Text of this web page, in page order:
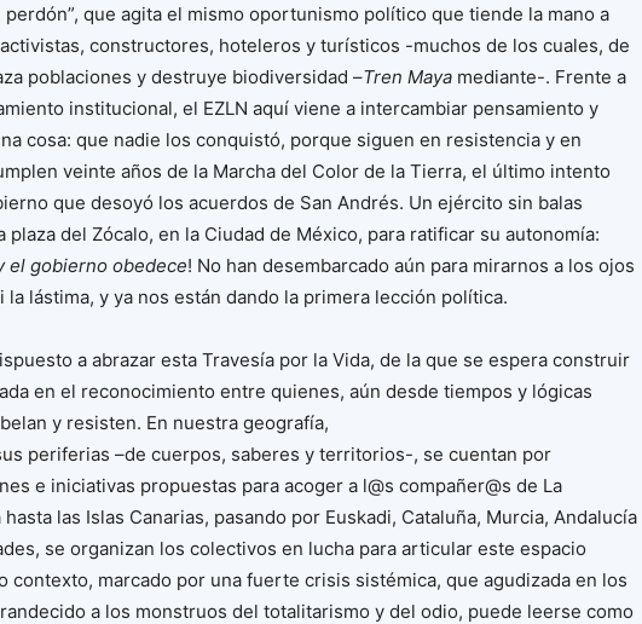
que agita el mismo oportunismo político que tiende la mano a
constructores, hoteleros y turísticos -muchos de los cuales, de
poblaciones y destruye biodiversidad –Tren Maya mediante-. Frente a
institucional, el EZLN aquí viene a intercambiar pensamiento y
cosa: que nadie los conquistó, porque siguen en resistencia y en
veinte años de la Marcha del Color de la Tierra, el último intento
que desoyó los acuerdos de San Andrés. Un ejército sin balas
plaza del Zócalo, en la Ciudad de México, para ratificar su autonomía:
el gobierno obedece! No han desembarcado aún para mirarnos a los ojos
lástima, y ya nos están dando la primera lección política.
a abrazar esta Travesía por la Vida, de la que se espera construir
en el reconocimiento entre quienes, aún desde tiempos y lógicas
y resisten. En nuestra geografía,
periferias –de cuerpos, saberes y territorios-, se cuentan por
e iniciativas propuestas para acoger a l@s compañer@s de La
las Islas Canarias, pasando por Euskadi, Cataluña, Murcia, Andalucía
se organizan los colectivos en lucha para articular este espacio
contexto, marcado por una fuerte crisis sistémica, que agudizada en los
a los monstruos del totalitarismo y del odio, puede leerse como